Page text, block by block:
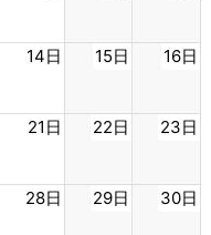
14日 15日 16日
21日 22日 23日
28日 29日 30日